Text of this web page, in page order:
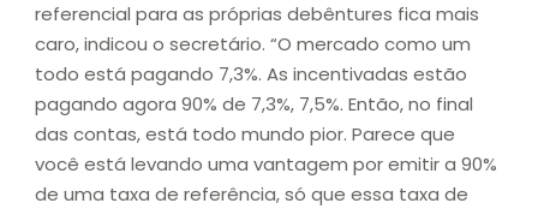
referencial para as próprias debêntures fica mais
caro, indicou o secretário. “O mercado como um
todo está pagando 7,3%. As incentivadas estão
pagando agora 90% de 7,3%, 7,5%. Então, no final
das contas, está todo mundo pior. Parece que
você está levando uma vantagem por emitir a 90%
de uma taxa de referência, só que essa taxa de